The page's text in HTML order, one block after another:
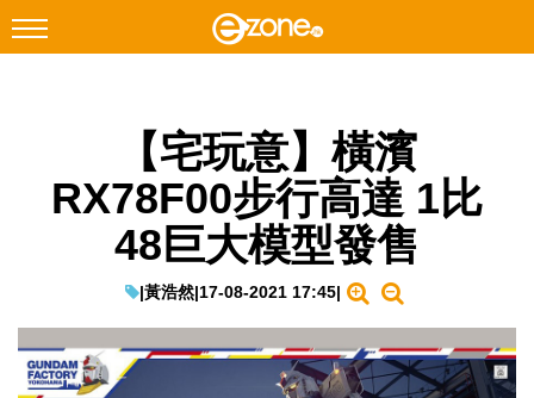
Instagram
科技焦點
教學評測
EduTech
【宅玩意】橫濱
RX78F00步行高達 1比
48巨大模型發售
|黃浩然|17-08-2021 17:45|